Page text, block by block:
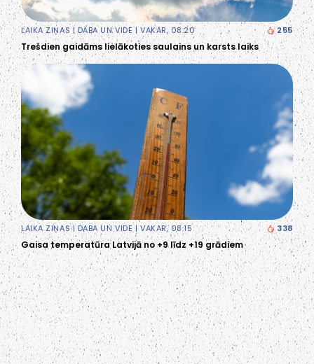
LAIKA ZIŅAS |DABA UN VIDE| VAKAR, 08:20 255
Trešdien gaidāms lielākoties saulains un karsts laiks
LAIKA ZIŅAS|DABA UN VIDE | VAKAR, 08:15 338
Gaisa temperatūra Latvijā no +9 līdz +19 grādiem